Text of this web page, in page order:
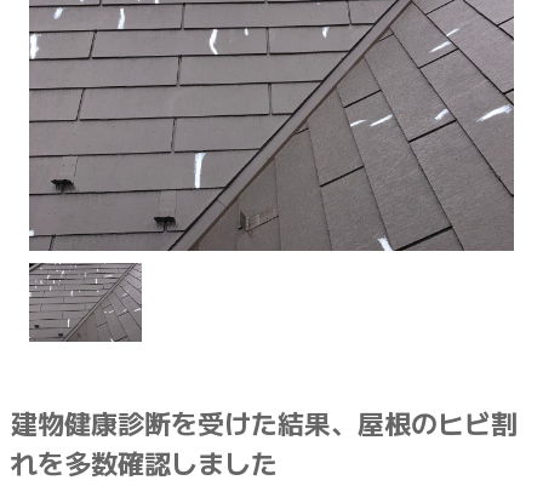
スタッフブログ
採用情報
正しい業者の選び方
ZOOM打ち合わせ
※営業電話はお控えください。
建物健康診断を受けた結果、屋根のヒビ割
れを多数確認しました